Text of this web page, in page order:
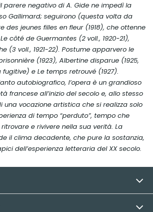
parere negativo di A. Gide ne impedì la
Gallimard; seguirono (questa volta da
des jeunes filles en fleur (1918), che ottenne
Le côté de Guermantes (2 voll., 1920-21),
(3 voll., 1921-22). Postume apparvero le
(1923), Albertine disparue (1925,
fugitive) e Le temps retrouvé (1927).
autobiografico, l’opera è un grandioso
francese all’inizio del secolo e, allo stesso
una vocazione artistica che si realizza solo
di tempo “perduto”, tempo che
e rivivere nella sua verità. La
il clima decadente, che pure la sostanzia,
dell’esperienza letteraria del XX secolo.